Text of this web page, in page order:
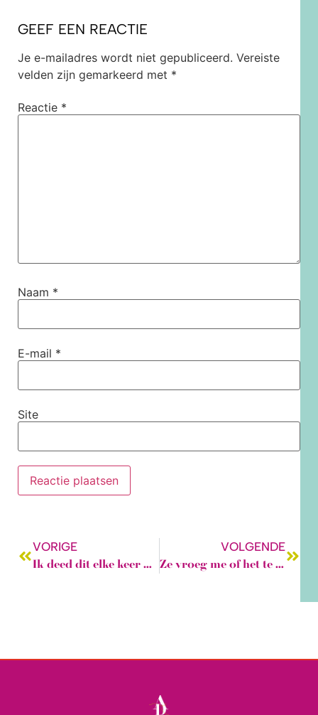
GEEF EEN REACTIE
Je e-mailadres wordt niet gepubliceerd. Vereiste
velden zijn gemarkeerd met *
Reactie *
Naam *
E-mail *
Site
VORIGE
Ik deed dit elke keer opnieuw en het eindigde altijd hetzelfde
VOLGENDE
Ze vroeg me of het te hoog gegrepen was. Mijn eerlijke antwoord….